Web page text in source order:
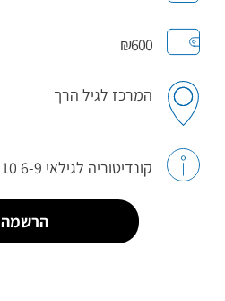
₪600
המרכז לגיל הרך
קונדיטוריה לגילאי 6-9 10 מפגשים
הרשמה